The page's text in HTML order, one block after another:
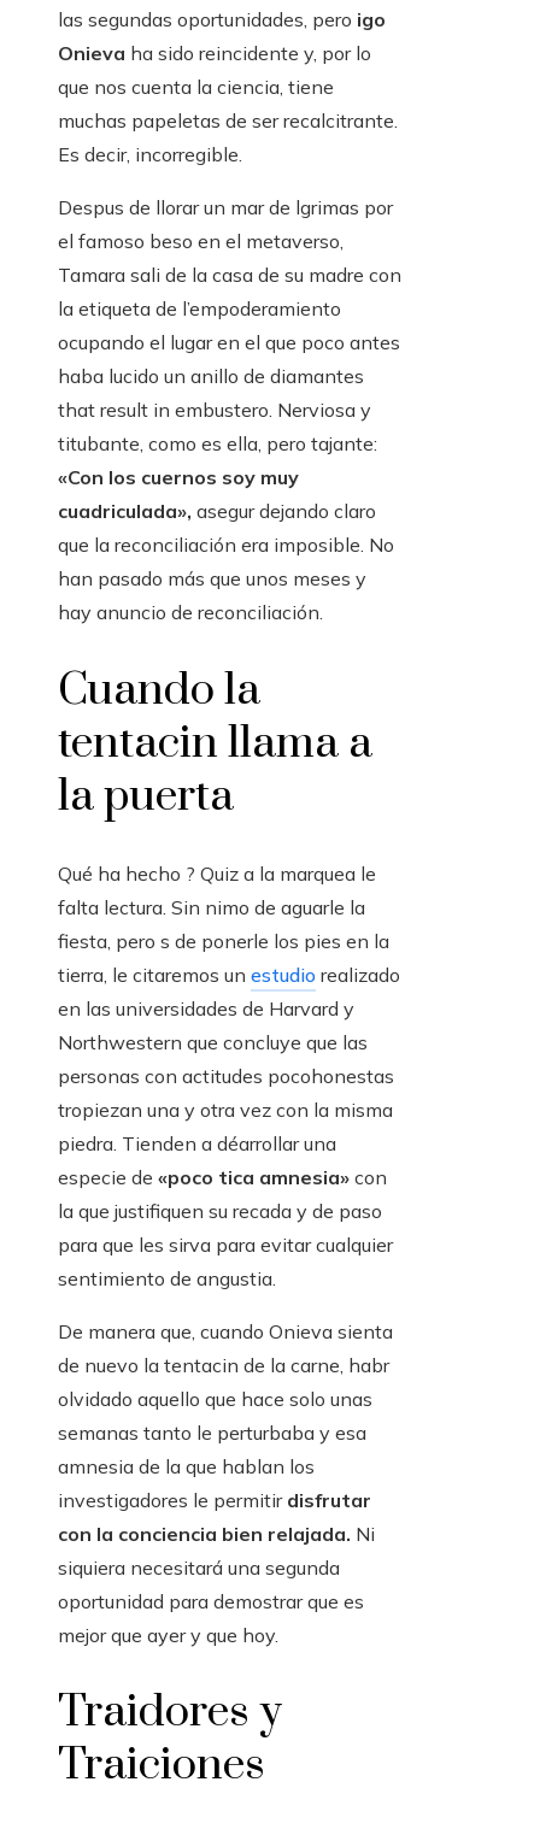
las segundas oportunidades, pero igo
Onieva ha sido reincidente y, por lo
que nos cuenta la ciencia, tiene
muchas papeletas de ser recalcitrante.
Es decir, incorregible.
Despus de llorar un mar de lgrimas por
el famoso beso en el metaverso,
Tamara sali de la casa de su madre con
la etiqueta de l’empoderamiento
ocupando el lugar en el que poco antes
haba lucido un anillo de diamantes
that result in embustero. Nerviosa y
titubante, como es ella, pero tajante:
«Con los cuernos soy muy
cuadriculada», asegur dejando claro
que la reconciliación era imposible. No
han pasado más que unos meses y
hay anuncio de reconciliación.
Cuando la
tentacin llama a
la puerta
Qué ha hecho ? Quiz a la marquea le
falta lectura. Sin nimo de aguarle la
fiesta, pero s de ponerle los pies en la
tierra, le citaremos un estudio realizado
en las universidades de Harvard y
Northwestern que concluye que las
personas con actitudes pocohonestas
tropiezan una y otra vez con la misma
piedra. Tienden a déarrollar una
especie de «poco tica amnesia» con
la que justifiquen su recada y de paso
para que les sirva para evitar cualquier
sentimiento de angustia.
De manera que, cuando Onieva sienta
de nuevo la tentacin de la carne, habr
olvidado aquello que hace solo unas
semanas tanto le perturbaba y esa
amnesia de la que hablan los
investigadores le permitir disfrutar
con la conciencia bien relajada. Ni
siquiera necesitará una segunda
oportunidad para demostrar que es
mejor que ayer y que hoy.
Traidores y
Traiciones